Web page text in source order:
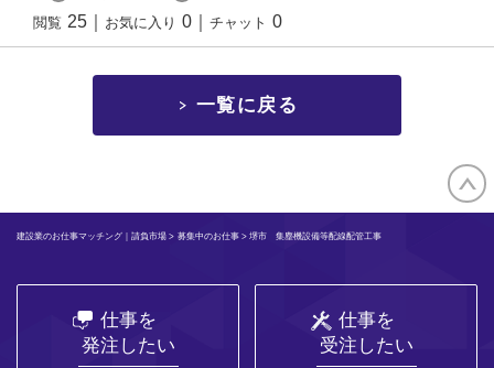
閲覧 25 お気に入り 0 チャット 0
一覧に戻る
建設業のお仕事マッチング｜請負市場 > 募集中のお仕事> 堺市 集塵機設備等配線配管工事
仕事を
発注したい
仕事を
受注したい